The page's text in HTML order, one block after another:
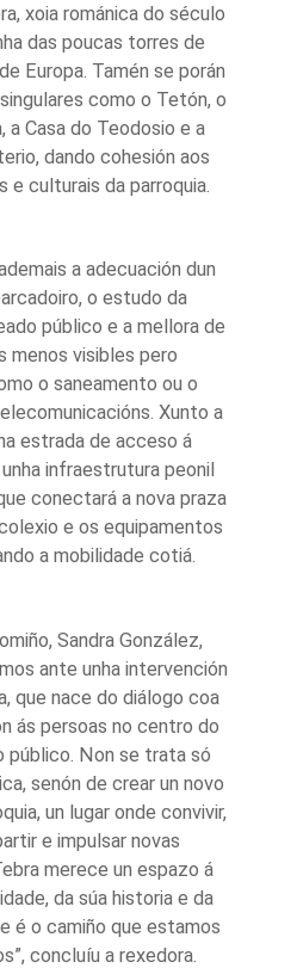
xoia románica do século
das poucas torres de
Europa. Tamén se porán
como o Tetón, o
a Casa do Teodosio e a
dando cohesión aos
e culturais da parroquia.
a adecuación dun
o estudo da
público e a mellora de
menos visibles pero
o saneamento ou o
Xunto a
estrada de acceso á
infraestrutura peonil
conectará a nova praza
e os equipamentos
a mobilidade cotiá.
Sandra González,
ante unha intervención
que nace do diálogo coa
ás persoas no centro do
público. Non se trata só
senón de crear un novo
un lugar onde convivir,
e impulsar novas
merece un espazo á
da súa historia e da
é o camiño que estamos
concluíu a rexedora.